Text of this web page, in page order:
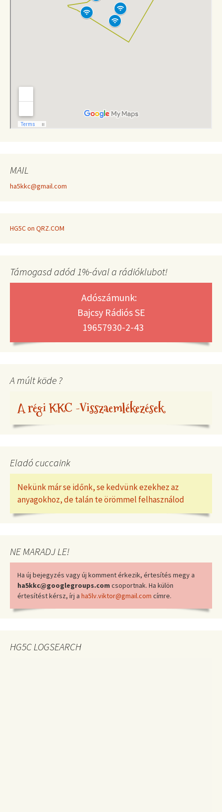
MAIL
ha5kkc@gmail.com
HG5C on QRZ.COM
Támogasd adód 1%-ával a rádióklubot!
Adószámunk:
Bajcsy Rádiós SE
19657930-2-43
A múlt köde ?
A régi KKC -Visszaemlékezések
Eladó cuccaink
Nekünk már se időnk, se kedvünk ezekhez az
anyagokhoz, de talán te örömmel felhasználod
NE MARADJ LE!
Ha új bejegyzés vagy új komment érkezik, értesítés megy a
ha5kkc@googlegroups.com csoportnak. Ha külön
értesítést kérsz, írj a ha5lv.viktor@gmail.com címre.
HG5C LOGSEARCH